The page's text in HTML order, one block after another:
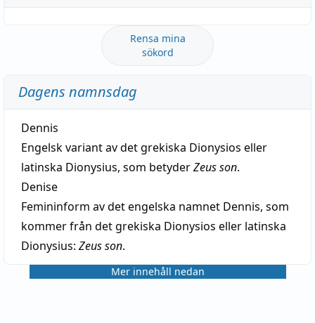
Rensa mina
sökord
Dagens namnsdag
Dennis
Engelsk variant av det grekiska Dionysios eller
latinska Dionysius, som betyderZeus son.
Denise
Femininform av det engelska namnet Dennis, som
kommer från det grekiska Dionysios eller latinska
Dionysius: Zeus son.
Mer innehåll nedan